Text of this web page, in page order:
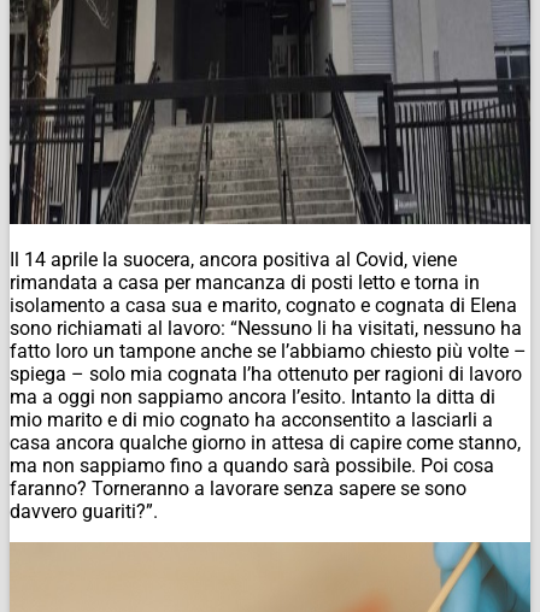
Il 14 aprile la suocera, ancora positiva al Covid, viene
rimandata a casa per mancanza di posti letto e torna in
isolamento a casa sua e marito, cognato e cognata di Elena
sono richiamati al lavoro: “Nessuno li ha visitati, nessuno ha
fatto loro un tampone anche se l’abbiamo chiesto più volte –
spiega – solo mia cognata l’ha ottenuto per ragioni di lavoro
ma a oggi non sappiamo ancora l’esito. Intanto la ditta di
mio marito e di mio cognato ha acconsentito a lasciarli a
casa ancora qualche giorno in attesa di capire come stanno,
ma non sappiamo fino a quando sarà possibile. Poi cosa
faranno? Torneranno a lavorare senza sapere se sono
davvero guariti?”.